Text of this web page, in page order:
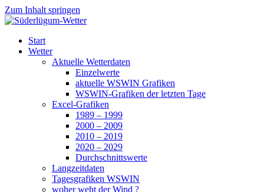
Zum Inhalt springen
Süderlügum-Wetter
Start
Wetter
Aktuelle Wetterdaten
Einzelwerte
aktuelle WSWIN Grafiken
WSWIN-Grafiken der letzten Tage
Excel-Grafiken
1989 – 1999
2000 – 2009
2010 – 2019
2020 – 2029
Durchschnittswerte
Langzeitdaten
Tagesgrafiken WSWIN
woher weht der Wind ?